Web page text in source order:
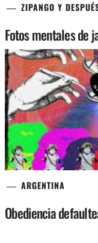
ZIPANGO Y
Fotos mentales de
ARGENTINA
Obediencia